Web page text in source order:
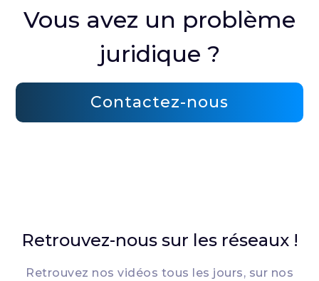
Vous avez un problème
juridique ?
Contactez-nous
Retrouvez-nous sur les réseaux !
Retrouvez nos vidéos tous les jours, sur nos